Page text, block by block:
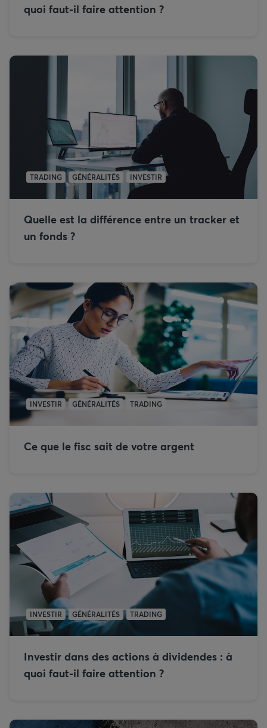
quoi faut-il faire attention ?
TRADING GÉNÉRALITÉS INVESTIR
Quelle est la différence entre un tracker et
un fonds ?
INVESTIR GÉNÉRALITÉS TRADING
Ce que le fisc sait de votre argent
INVESTIR GÉNÉRALITÉS TRADING
Investir dans des actions à dividendes : à
quoi faut-il faire attention ?